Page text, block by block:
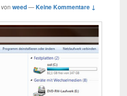
von weed—Keine Kommentare ↓